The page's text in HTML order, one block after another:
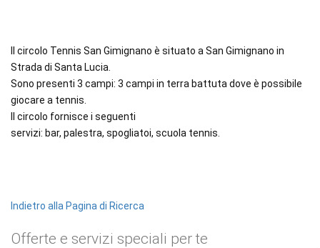
Il circolo Tennis San Gimignano è situato a San Gimignano in
Strada di Santa Lucia.
Sono presenti 3 campi: 3 campi in terra battuta dove è possibile
giocare a tennis.
Il circolo fornisce i seguenti
servizi: bar, palestra, spogliatoi, scuola tennis.
Indietro alla Pagina di Ricerca
Offerte e servizi speciali per te